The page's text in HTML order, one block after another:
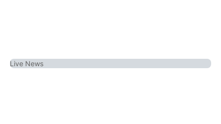
Live News